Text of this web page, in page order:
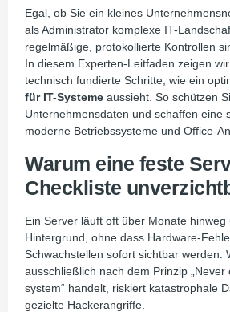
Egal, ob Sie ein kleines
als Administrator komplexe IT-
regelmäßige, protokollierte Kontrollen
In diesem Experten-Leitfaden zeigen
technisch fundierte Schritte, wie ein
für IT-Systeme aussieht. So schützen
Unternehmensdaten und schaffen eine
moderne Betriebssysteme und Office-
Warum eine feste
Checkliste
Ein Server läuft oft über Monate hinweg
Hintergrund, ohne dass Hardware-
Schwachstellen sofort sichtbar werden.
ausschließlich nach dem Prinzip „Never
system“ handelt, riskiert katastrophale
gezielte Hackerangriffe.